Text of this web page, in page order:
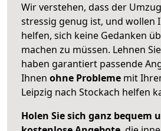
Wir verstehen, dass der
stressig genug ist, und wollen
helfen, sich keine Gedanken
machen zu müssen. Lehnen
haben garantiert passende
Ihnen ohne Probleme mit
Leipzig nach Stockach helfen
Holen Sie sich ganz bequem